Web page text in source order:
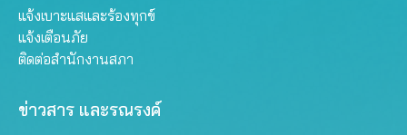
แจ้งเบาะแสและร้องทุกข์
แจ้งเตือนภัย
ติดต่อสำนักงานสภา
ข่าวสาร และรณรงค์